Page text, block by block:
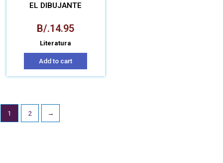
EL DIBUJANTE
B/.14.95
Literatura
Add to cart
1 2 →